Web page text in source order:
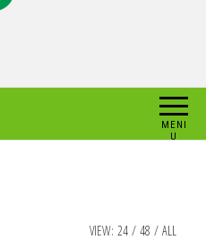
MENI
U
VIEW: 24 / 48 / ALL